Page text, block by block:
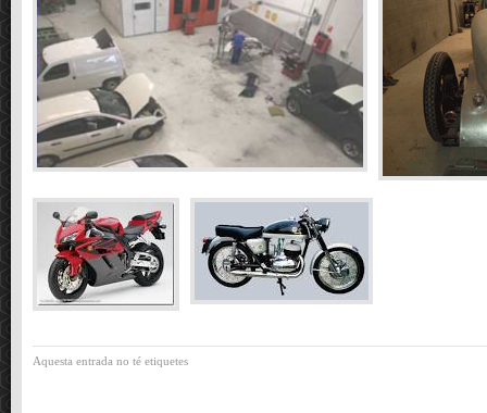
Aquesta entrada no té etiquetes